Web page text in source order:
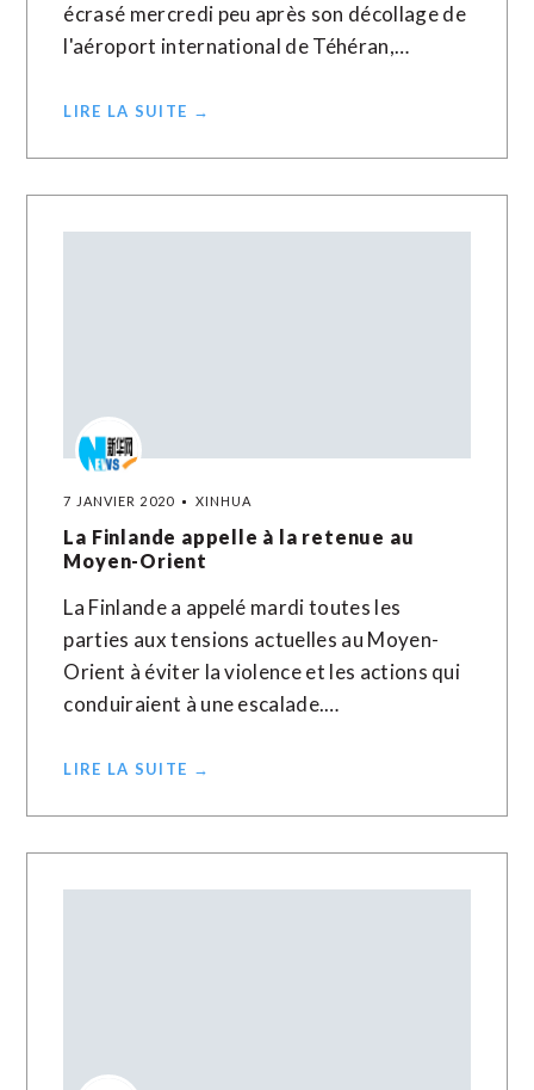
écrasé mercredi peu après son décollage de
l'aéroport international de Téhéran,…
LIRE LA SUITE →
7 JANVIER 2020 XINHUA
La Finlande appelle à la retenue au
Moyen-Orient
La Finlande a appelé mardi toutes les
parties aux tensions actuelles au Moyen-
Orient à éviter la violence et les actions qui
conduiraient à une escalade.…
LIRE LA SUITE →